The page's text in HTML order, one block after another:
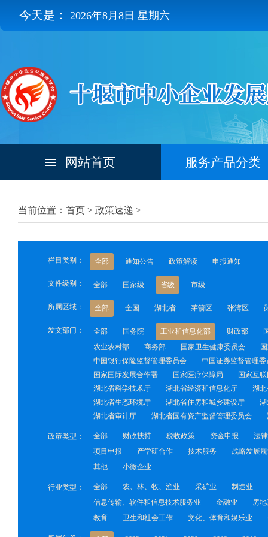
今天是： 2026年8月8日 星期六
网站首页 服务产品分类
当前位置：首页 > 政策速递 >
栏目类别： 全部 通知公告 政策解读 申报通知
文件级别： 全部 国家级 省级 市级
所属区域： 全部 全国 湖北省 茅箭区 张湾区
发文部门： 全部 国务院 工业和信息化部 财政部
农业农村部
商务部 国家卫生健康委员会
中国银行保险监督管理委员会
中国证券监督管理委
国家国际发展合作署
国家医疗保障局
国家互
湖北省科学技术厅
湖北省经济和信息化厅
湖
湖北省生态环境厅
湖北省住房和城乡建设厅
湖北省审计厅
湖北省国有资产监督管理委员会
政策类型： 全部 财政扶持 税收政策 资金申报
法
项目申报
产学研合作 技术服务
战略发展
其他
小微企业
行业类型： 全部 农、林、牧、渔业 采矿业
制造业
信息传输、软件和信息技术服务业
金融业
房
教育
卫生和社会工作 文化、体育和娱乐业